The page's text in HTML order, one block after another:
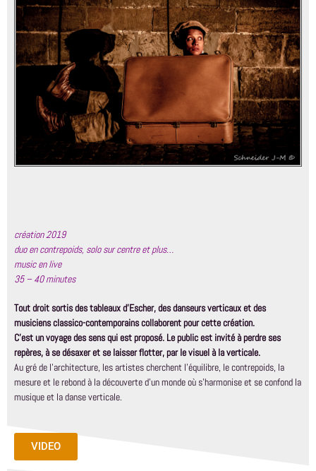
création 2019
duo en contrepoids, solo sur centre et plus…
music en live
35 – 40 minutes
Tout droit sortis des tableaux d’Escher, des danseurs verticaux et des
musiciens classico-contemporains collaborent pour cette création.
C’est un voyage des sens qui est proposé. Le public est invité à perdre ses
repères, à se désaxer et se laisser flotter, par le visuel à la verticale.
Au gré de l’architecture, les artistes cherchent l’équilibre, le contrepoids, la
mesure et le rebond à la découverte d’un monde où s’harmonise et se confond la
musique et la danse verticale.
VIDEO